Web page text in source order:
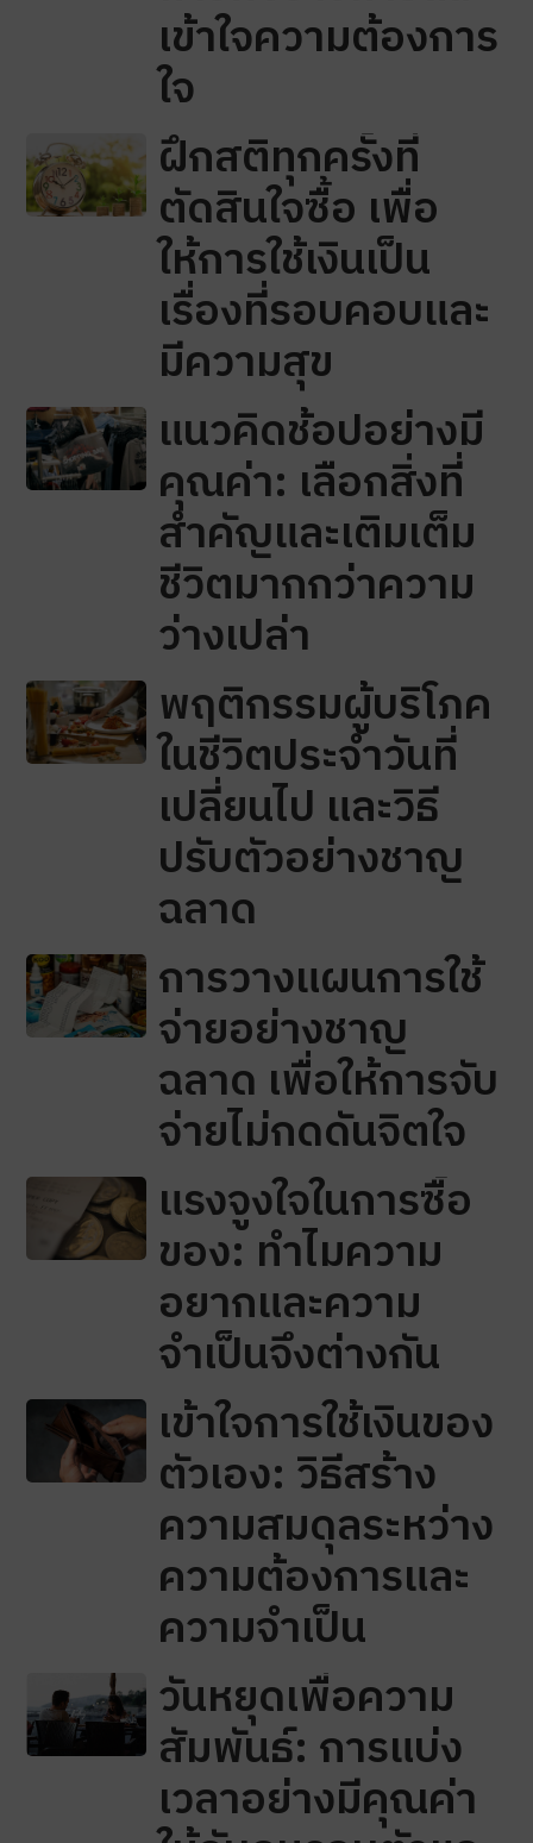
เข้าใจความต้องการ
ใจ
ฝึกสติทุกครั้งที่
ตัดสินใจซื้อ เพื่อ
ให้การใช้เงินเป็น
เรื่องที่รอบคอบและ
มีความสุข
แนวคิดช้อปอย่างมี
คุณค่า: เลือกสิ่งที่
สำคัญและเติมเต็ม
ชีวิตมากกว่าความ
ว่างเปล่า
พฤติกรรมผู้บริโภค
ในชีวิตประจำวันที่
เปลี่ยนไป และวิธี
ปรับตัวอย่างชาญ
ฉลาด
การวางแผนการใช้
จ่ายอย่างชาญ
ฉลาด เพื่อให้การจับ
จ่ายไม่กดดันจิตใจ
แรงจูงใจในการซื้อ
ของ: ทำไมความ
อยากและความ
จำเป็นจึงต่างกัน
เข้าใจการใช้เงินของ
ตัวเอง: วิธีสร้าง
ความสมดุลระหว่าง
ความต้องการและ
ความจำเป็น
วันหยุดเพื่อความ
สัมพันธ์: การแบ่ง
เวลาอย่างมีคุณค่า